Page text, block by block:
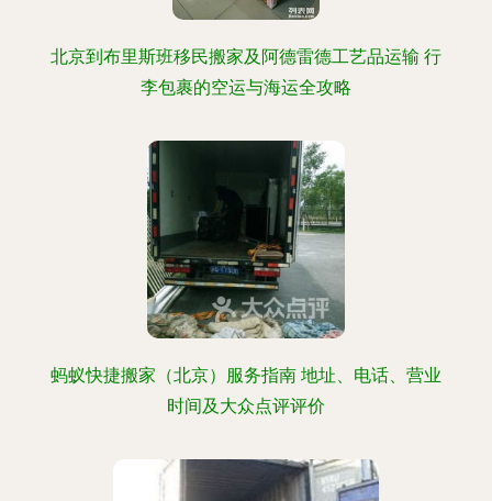
北京到布里斯班移民搬家及阿德雷德工艺品运输 行
李包裹的空运与海运全攻略
蚂蚁快捷搬家（北京）服务指南 地址、电话、营业
时间及大众点评评价